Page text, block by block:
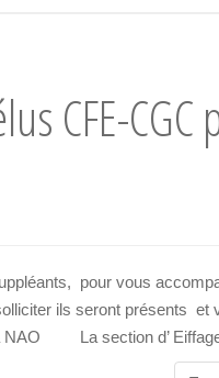
CFE-CGC
pour vous
ils seront présents et
NAO La section d’